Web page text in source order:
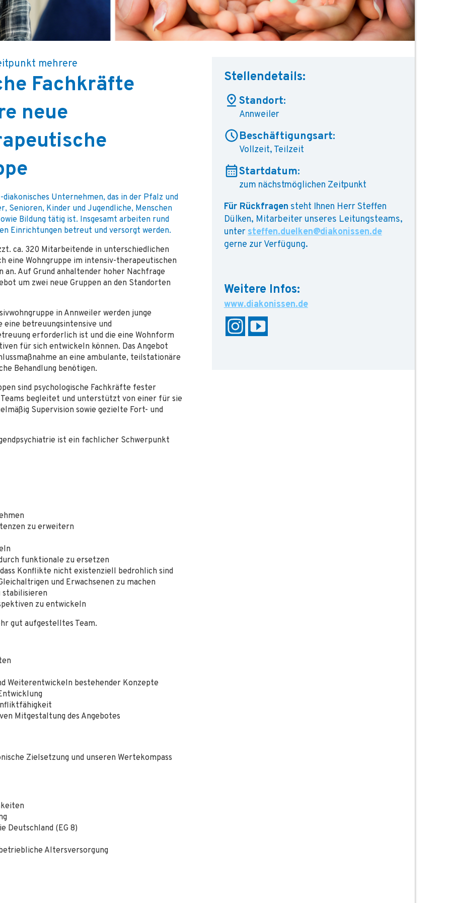
mehrere
Fachkräfte
neue
Unternehmen, das in der Pfalz und
Senioren, Kinder und Jugendliche, Menschen
Bildung tätig ist. Insgesamt arbeiten rund
Einrichtungen betreut und versorgt werden.
ca. 320 Mitarbeitende in unterschiedlichen
Wohngruppe im intensiv-therapeutischen
Auf Grund anhaltender hoher Nachfrage
um zwei neue Gruppen an den Standorten
in Annweiler werden junge
eine betreuungsintensive und
erforderlich ist und die eine Wohnform
für sich entwickeln können. Das Angebot
an eine ambulante, teilstationäre
Behandlung benötigen.
sind psychologische Fachkräfte fester
begleitet und unterstützt von einer für sie
Supervision sowie gezielte Fort- und
ist ein fachlicher Schwerpunkt
zu erweitern
funktionale zu ersetzen
Konflikte nicht existenziell bedrohlich sind
und Erwachsenen zu machen
zu entwickeln
gut aufgestelltes Team.
Weiterentwickeln bestehender Konzepte
Mitgestaltung des Angebotes
Zielsetzung und unseren Wertekompass
Deutschland (EG 8)
Altersversorgung
Stellendetails:
Standort:
Annweiler
Beschäftigungsart:
Vollzeit, Teilzeit
Startdatum:
zum nächstmöglichen Zeitpunkt
Für Rückfragen steht Ihnen Herr Steffen
Dülken, Mitarbeiter unseres Leitungsteams,
untersteffen.duelken@diakonissen.de
gerne zur Verfügung.
www.diakonissen.de